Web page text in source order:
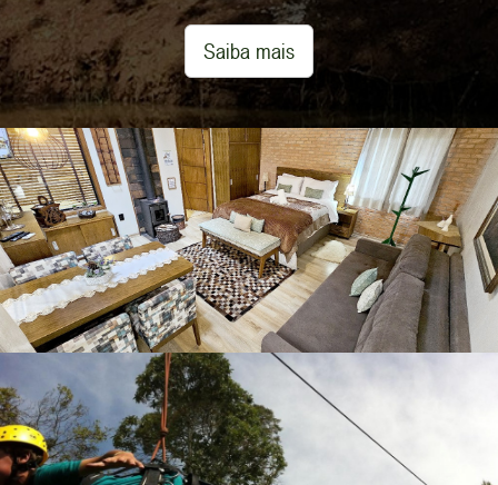
cantar dos pássaros e aproveitar muito as
atividades que oferecemos por aqui.
Saiba mais